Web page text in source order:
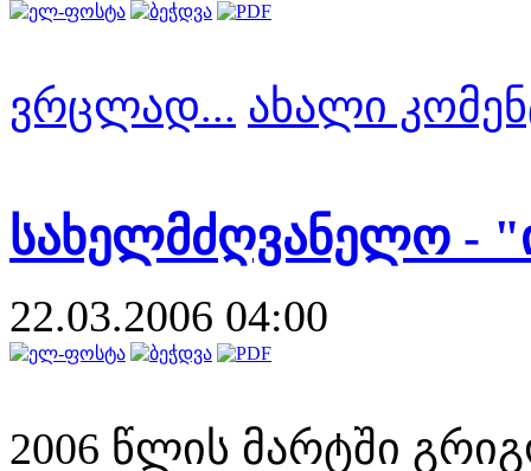
ვრცლად... ახალი
სახელმძღვანელო -
22.03.2006 04:00
2006 წლის მარტში